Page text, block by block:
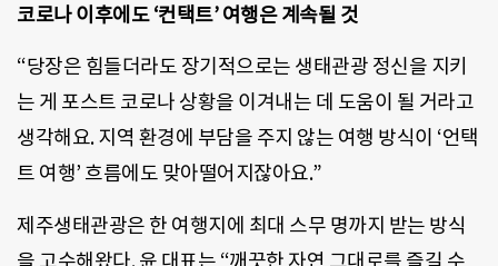
코로나 이후에도 ‘컨택트’ 여행은 계속될 것
“당장은 힘들더라도 장기적으로는 생태관광 정신을 지키
는 게 포스트 코로나 상황을 이겨내는 데 도움이 될 거라고
생각해요. 지역 환경에 부담을 주지 않는 여행 방식이 ‘언택
트 여행’ 흐름에도 맞아떨어지잖아요.”
제주생태관광은 한 여행지에 최대 스무 명까지 받는 방식
을 고수해왔다. 윤 대표는 “깨끗한 자연 그대로를 즐길 수